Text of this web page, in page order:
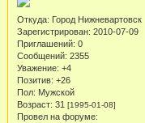
Откуда: Город Нижневартовск
Зарегистрирован: 2010-07-09
Приглашений: 0
Сообщений: 2355
Уважение: +4
Позитив: +26
Пол: Мужской
Возраст: 31 [1995-01-08]
Провел на форуме: